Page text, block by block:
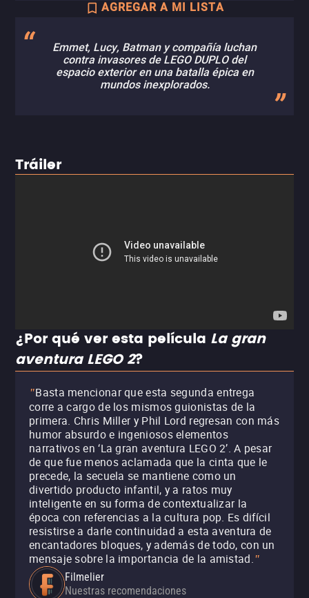
AGREGAR A MI LISTA
Emmet, Lucy, Batman y compañía luchan
contra invasores de LEGO DUPLO del
espacio exterior en una batalla épica en
mundos inexplorados.
Tráiler
¿Por qué ver esta película La gran
aventura LEGO 2?
"Basta mencionar que esta segunda entrega
corre a cargo de los mismos guionistas de la
primera. Chris Miller y Phil Lord regresan con más
humor absurdo e ingeniosos elementos
narrativos en ‘La gran aventura LEGO 2’. A pesar
de que fue menos aclamada que la cinta que le
precede, la secuela se mantiene como un
divertido producto infantil, y a ratos muy
inteligente en su forma de contextualizar la
época con referencias a la cultura pop. Es difícil
resistirse a darle continuidad a esta aventura de
encantadores bloques, y además de todo, con un
mensaje sobre la importancia de la amistad."
Filmelier
Nuestras recomendaciones